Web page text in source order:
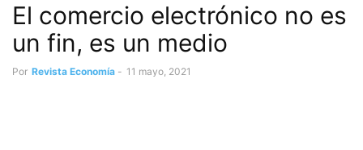
El comercio electrónico no es
un fin, es un medio
Por Revista Economía - 11 mayo, 2021